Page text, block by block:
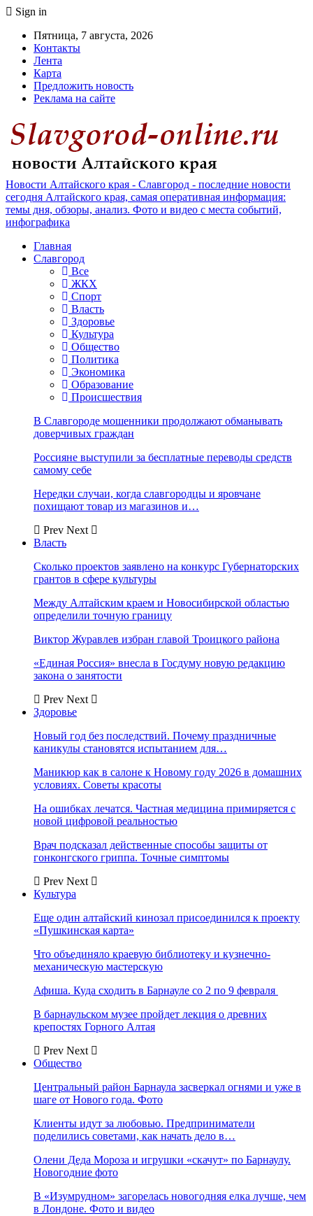
Sign in
Пятница, 7 августа, 2026
Контакты
Лента
Карта
Предложить новость
Реклама на сайте
Новости Алтайского края - Славгород - последние новости
сегодня Алтайского края, самая оперативная информация:
темы дня, обзоры, анализ. Фото и видео с места событий,
инфографика
Главная
Славгород
Все
ЖКХ
Спорт
Власть
Здоровье
Культура
Общество
Политика
Экономика
Образование
Происшествия
В Славгороде мошенники продолжают обманывать
доверчивых граждан
Россияне выступили за бесплатные переводы средств
самому себе
Нередки случаи, когда славгородцы и яровчане
похищают товар из магазинов и…
Prev Next
Власть
Сколько проектов заявлено на конкурс Губернаторских
грантов в сфере культуры
Между Алтайским краем и Новосибирской областью
определили точную границу
Виктор Журавлев избран главой Троицкого района
«Единая Россия» внесла в Госдуму новую редакцию
закона о занятости
Prev Next
Здоровье
Новый год без последствий. Почему праздничные
каникулы становятся испытанием для…
Маникюр как в салоне к Новому году 2026 в домашних
условиях. Советы красоты
На ошибках лечатся. Частная медицина примиряется с
новой цифровой реальностью
Врач подсказал действенные способы защиты от
гонконгского гриппа. Точные симптомы
Prev Next
Культура
Еще один алтайский кинозал присоединился к проекту
«Пушкинская карта»
Что объединяло краевую библиотеку и кузнечно-
механическую мастерскую
Афиша. Куда сходить в Барнауле со 2 по 9 февраля
В барнаульском музее пройдет лекция о древних
крепостях Горного Алтая
Prev Next
Общество
Центральный район Барнаула засверкал огнями и уже в
шаге от Нового года. Фото
Клиенты идут за любовью. Предприниматели
поделились советами, как начать дело в…
Олени Деда Мороза и игрушки «скачут» по Барнаулу.
Новогодние фото
В «Изумрудном» загорелась новогодняя елка лучше, чем
в Лондоне. Фото и видео